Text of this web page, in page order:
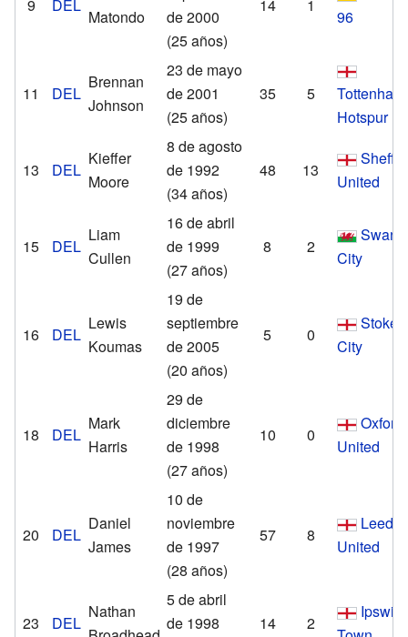
9 DEL
Matondo
de 2000
(25 años)
14 1
96
11 DEL
Brennan
Johnson
23 de mayo
de 2001
(25 años)
35 5
Tottenham
Hotspur
13 DEL
Kieffer
Moore
8 de agosto
de 1992
(34 años)
48 13
United
15 DEL
Liam
Cullen
16 de abril
de 1999
(27 años)
8 2
City
16 DEL
Lewis
Koumas
19 de
septiembre
de 2005
(20 años)
5 0
Stoke
City
18 DEL
Mark
Harris
29 de
diciembre
de 1998
(27 años)
10 0
Oxford
United
20 DEL
Daniel
James
10 de
noviembre
de 1997
(28 años)
57 8
Leeds
United
23 DEL
Nathan
5 de abril
de 1998
14 2